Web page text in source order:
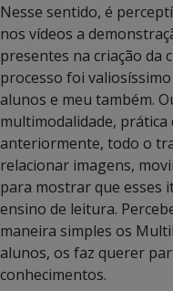
Nesse sentido, é
nos vídeos a
presentes na criação da
processo foi
alunos e meu também.
multimodalidade,
anteriormente, todo o
relacionar imagens,
para mostrar que esses
ensino de leitura.
maneira simples os
alunos, os faz querer
conhecimentos.